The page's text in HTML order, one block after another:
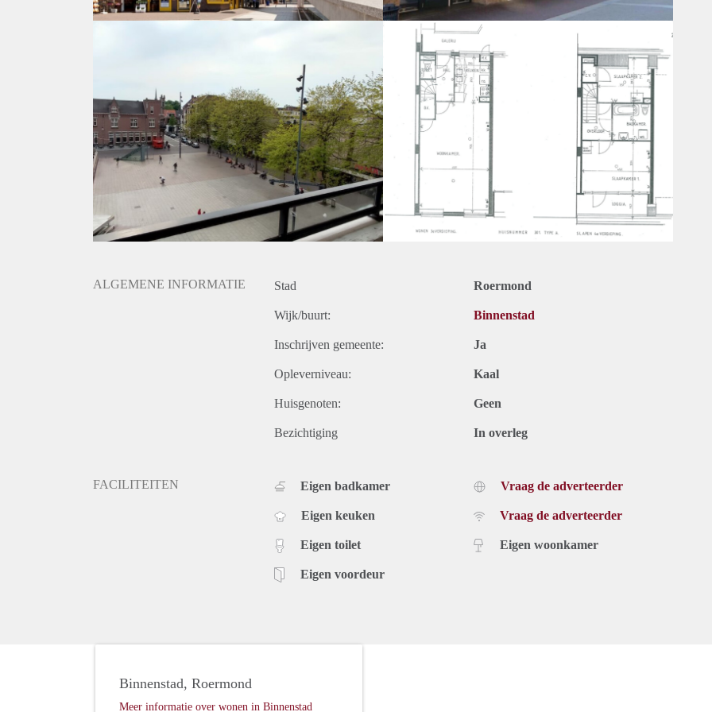
respectievelijke oppervlakten van 20 m² en 10 m². Ook bevind zich op deze verdieping de logia van circa 7m2
welke te bereiken is via de grote slaapkamer.
* Servicekosten: € 50,00 per maand (incl. waterverbruik);
* Waarborgsom € 2517,00 (3 x de maandhuur)
* Huurtermijn bedraagt minimaal 24 maanden
* Niet geschikt voor studenten of woningdelers en huurders onder de 25 jaar
* Honden zijn in dit complex helaas niet toegestaan
ALGEMENE INFORMATIE Stad Roermond
Wijk/buurt: Binnenstad
Inschrijven gemeente: Ja
Opleverniveau: Kaal
Huisgenoten: Geen
Bezichtiging In overleg
FACILITEITEN Eigen badkamer
Eigen keuken
Eigen toilet
Eigen voordeur
Vraag de adverteerder
Vraag de adverteerder
Eigen woonkamer
Binnenstad, Roermond
Meer informatie over wonen in Binnenstad